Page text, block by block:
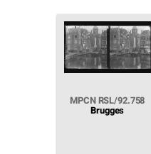
MPCN RSL/92.758
Brugges